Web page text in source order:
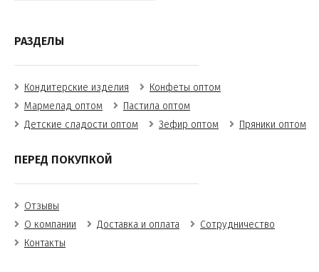
РАЗДЕЛЫ
Кондитерские изделия
Конфеты оптом
Мармелад оптом
Пастила оптом
Детские сладости оптом
Зефир оптом Пряники оптом
ПЕРЕД ПОКУПКОЙ
Отзывы
О компании
Доставка и оплата
Сотрудничество
Контакты